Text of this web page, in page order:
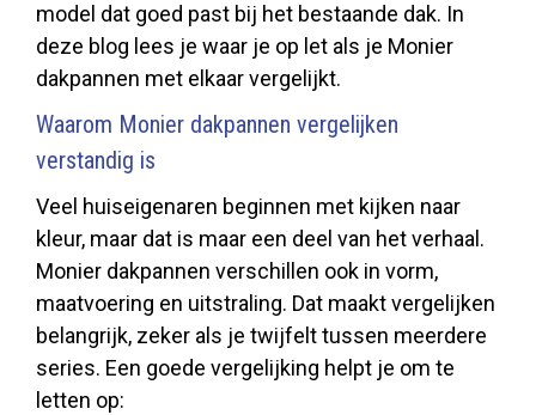
model dat goed past bij het bestaande dak. In
deze blog lees je waar je op let als je Monier
dakpannen met elkaar vergelijkt.
Waarom Monier dakpannen vergelijken
verstandig is
Veel huiseigenaren beginnen met kijken naar
kleur, maar dat is maar een deel van het verhaal.
Monier dakpannen verschillen ook in vorm,
maatvoering en uitstraling. Dat maakt vergelijken
belangrijk, zeker als je twijfelt tussen meerdere
series. Een goede vergelijking helpt je om te
letten op: